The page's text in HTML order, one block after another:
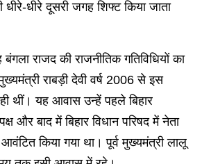
धीरे दूसरी जगह शिफ्ट किया जाता
राजद की राजनीतिक गतिविधियों का
राबड़ी देवी वर्ष 2006 से इस
थीं। यह आवास उन्हें पहले बिहार
और बाद में बिहार विधान परिषद में नेता
आवंटित किया गया था। पूर्व मुख्यमंत्री लालू